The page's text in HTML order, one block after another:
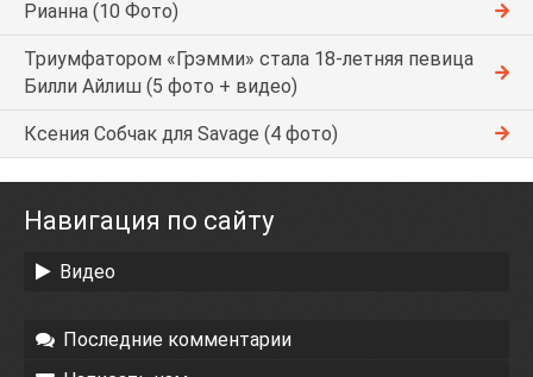
Рианна (10 Фото)
Триумфатором «Грэмми» стала 18-летняя певица
Билли Айлиш (5 фото + видео)
Ксения Собчак для Savage (4 фото)
Навигация по сайту
Видео
Последние комментарии